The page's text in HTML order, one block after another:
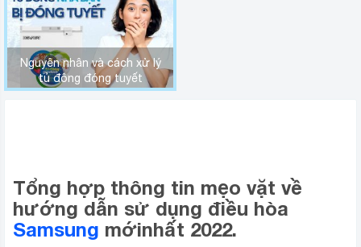
Nguyên nhân và cách xử lý
tủ đông đóng tuyết
Tổng hợp thông tin mẹo vặt về
hướng dẫn sử dụng điều hòa
Samsung mớinhất 2022.